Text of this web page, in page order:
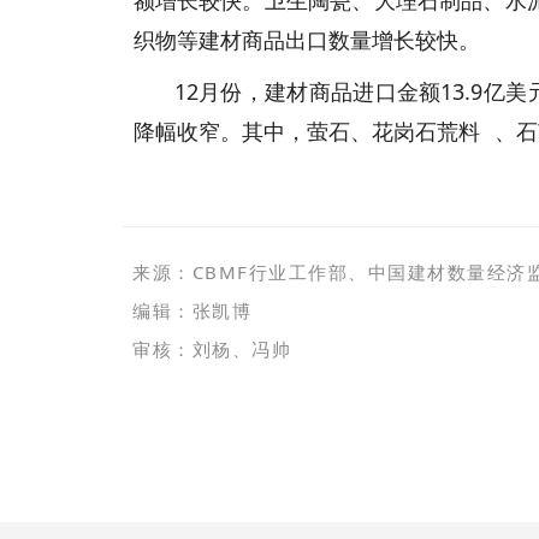
织物等建材商品出口数量增长较快。
12月份，建材商品进口金额13.9亿
降幅收窄。其中，萤石、 花岗石荒料 、
来源：CBMF行业工作部、 中国建材数量经济
编辑：张凯博
审核：刘杨、冯帅